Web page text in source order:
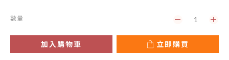
數量
加入購物車 立即購買